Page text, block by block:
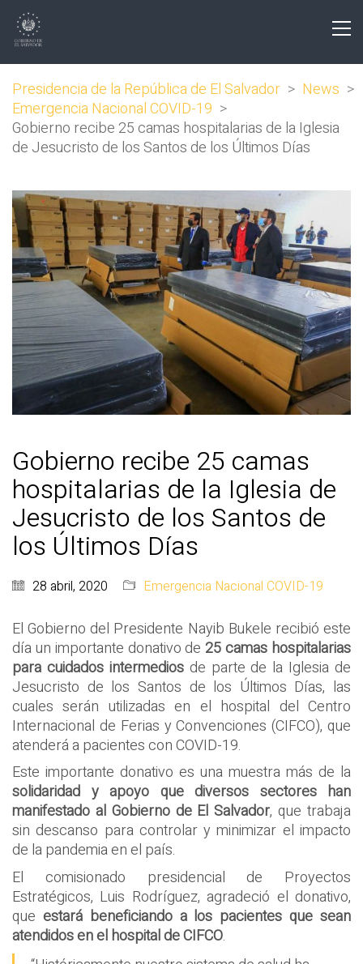
Presidencia de la República de El Salvador > News >
Emergencia Nacional COVID-19 >
Gobierno recibe 25 camas hospitalarias de la Iglesia
de Jesucristo de los Santos de los Últimos Días
Gobierno recibe 25 camas
hospitalarias de la Iglesia de
Jesucristo de los Santos de
los Últimos Días
28 abril, 2020 Emergencia Nacional COVID-19
El Gobierno del Presidente Nayib Bukele recibió este
día un importante donativo de25 camas hospitalarias
para cuidados intermediosde parte de la Iglesia de
Jesucristo de los Santos de los Últimos Días, las
cuales serán utilizadas en el hospital del Centro
Internacional de Ferias y Convenciones (CIFCO), que
atenderá a pacientes con COVID-19.
Este importante donativo es una muestra más de la
solidaridad y apoyo que diversos sectores han
manifestado al Gobierno de El Salvador, que trabaja
sin descanso para controlar y minimizar el impacto
de la pandemia en el país.
El comisionado presidencial de Proyectos
Estratégicos, Luis Rodríguez, agradeció el donativo,
que estará beneficiando a los pacientes que sean
atendidos en el hospital de CIFCO.